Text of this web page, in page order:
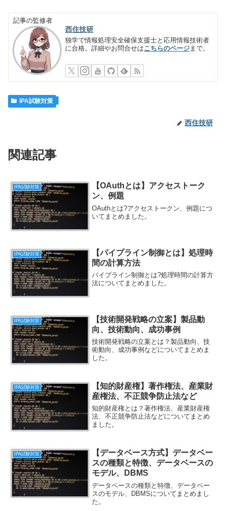
記事の監修者
西住技研
独学で情報処理安全確保支援士と応用情報技術者
に合格。詳細やお問合せはこちらのページまで。
IPA試験対策
西住技研
関連記事
IPA試験対策
【OAuthとは】アクセストーク
ン、例題
OAuthとは?アクセストークン、例題につ
いてまとめました。
IPA試験対策
【パイプライン制御とは】処理時
間の計算方法
パイプライン制御とは?処理時間の計算方
法についてまとめました。
IPA試験対策
【技術開発戦略の立案】製品動
向、技術動向、成功事例
技術開発戦略の立案とは？製品動向、技
術動向、成功事例などについてまとめま
した。
IPA試験対策
【知的財産権】著作権法、産業財
産権法、不正競争防止法など
知的財産権とは？著作権法、産業財産権
法、不正競争防止法などについてまとめ
ました。
IPA試験対策
【データベース方式】データベー
スの種類と特徴、データベースの
モデル、DBMS
データベースの種類と特徴、データベー
スのモデル、DBMSについてまとめまし
た。